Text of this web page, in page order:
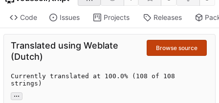
Code Issues Projects Releases
Translated using Weblate
(Dutch)
Browse source
Currently translated at 100.0% (108 of 108
strings)
...